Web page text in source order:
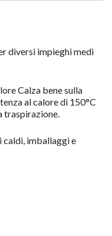
diversi impieghi medi
Calza bene sulla
al calore di 150°C
traspirazione.
imballaggi e